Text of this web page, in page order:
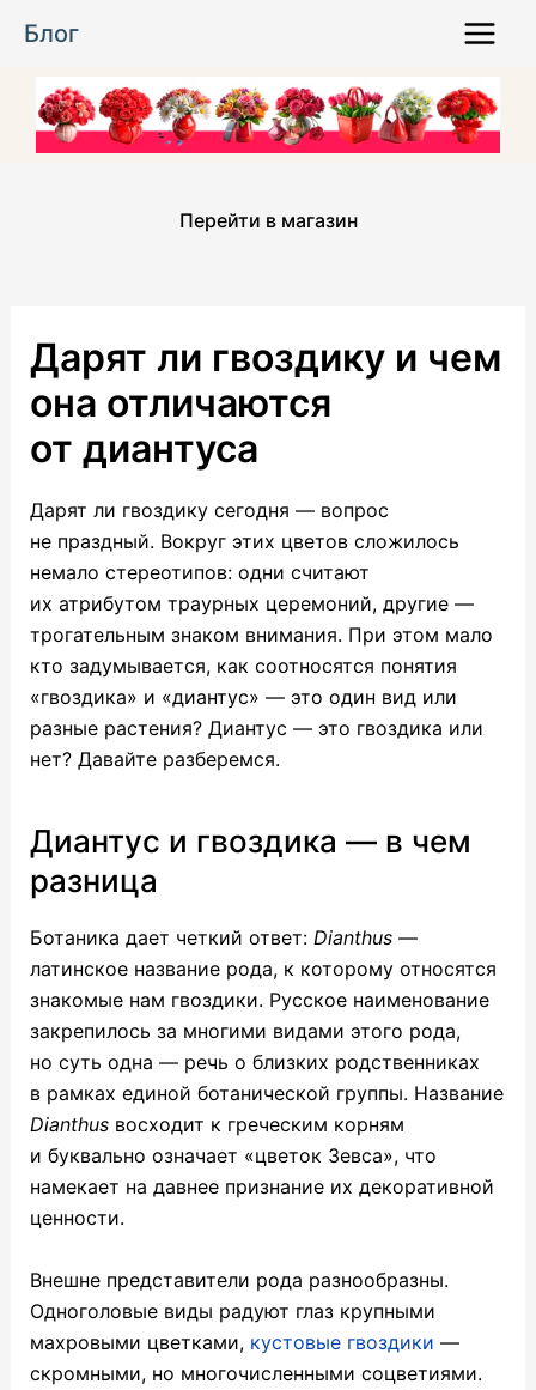
Блог
Menu
Перейти в магазин
Дарят ли гвоздику и чем
она отличаются
от диантуса
Дарят ли гвоздику сегодня — вопрос
не праздный. Вокруг этих цветов сложилось
немало стереотипов: одни считают
их атрибутом траурных церемоний, другие —
трогательным знаком внимания. При этом мало
кто задумывается, как соотносятся понятия
«гвоздика» и «диантус» — это один вид или
разные растения? Диантус — это гвоздика или
нет? Давайте разберемся.
Диантус и гвоздика — в чем
разница
Ботаника дает четкий ответ: Dianthus—
латинское название рода, к которому относятся
знакомые нам гвоздики. Русское наименование
закрепилось за многими видами этого рода,
но суть одна — речь о близких родственниках
в рамках единой ботанической группы. Название
Dianthusвосходит к греческим корням
и буквально означает «цветок Зевса», что
намекает на давнее признание их декоративной
ценности.
Внешне представители рода разнообразны.
Одноголовые виды радуют глаз крупными
махровыми цветками, кустовые гвоздики —
скромными, но многочисленными соцветиями.